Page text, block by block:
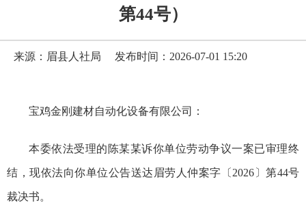
第44号）
来源：眉县人社局 发布时间：2026-07-01 15:20
宝鸡金刚建材自动化设备有限公司：
本委依法受理的陈某某诉你单位劳动争议一案已审理终
结，现依法向你单位公告送达眉劳人仲案字〔2026〕第44号
裁决书。